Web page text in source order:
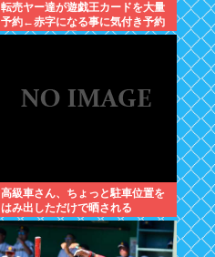
転売ヤー達が遊戯王カードを大量
予約←赤字になる事に気付き予約
キャンセル放置開始
高級車さん、ちょっと駐車位置を
はみ出しただけで晒される
wwwWwwWWw